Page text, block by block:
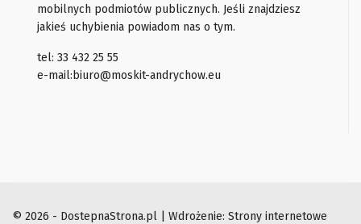
mobilnych podmiotów publicznych. Jeśli znajdziesz
jakieś uchybienia powiadom nas o tym.
tel: 33 432 25 55
e-mail: biuro@moskit-andrychow.eu
© 2026 - DostepnaStrona.pl | Wdrożenie: Strony internetowe